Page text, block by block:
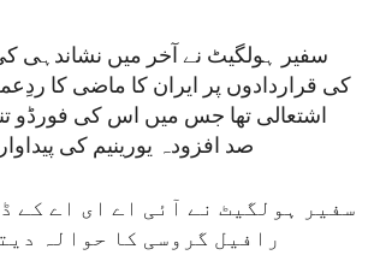
سفیر ہولگیٹ نے آخر میں نشاندہی
کی قراردادوں پر ایران کا ماضی کا
صد افزودہ یورینیم کی
سفیر ہولگیٹ نے آئی اے ای اے کے
رافیل گروسی کا حوالہ